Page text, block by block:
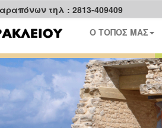
τηλ : 2813-409409
Ο ΤΟΠΟΣ ΜΑΣ